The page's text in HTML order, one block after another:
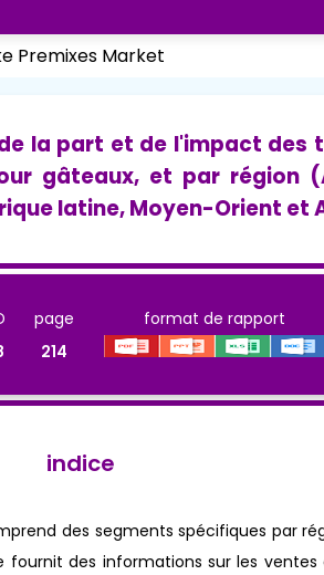
Premixes Market
la part et de l'impact des
gâteaux, et par région
latine, Moyen-Orient et
page
214
format de rapport
indice
des segments spécifiques par
fournit des informations sur les